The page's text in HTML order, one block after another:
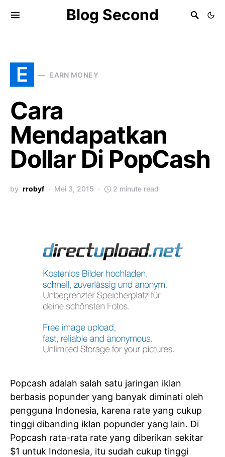
Blog Second
E EARN MONEY
Cara
Mendapatkan
Dollar Di PopCash
by rrobyf Mei 3, 2015 2 minute read
Popcash adalah salah satu jaringan iklan
berbasis popunder yang banyak diminati oleh
pengguna Indonesia, karena rate yang cukup
tinggi dibanding iklan popunder yang lain. Di
Popcash rata-rata rate yang diberikan sekitar
$1 untuk Indonesia, itu sudah cukup tinggi